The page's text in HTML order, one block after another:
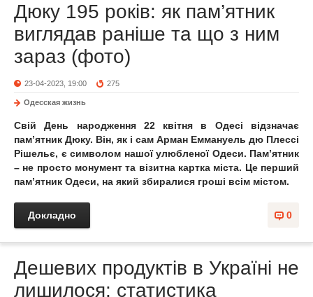
Дюку 195 років: як пам’ятник
виглядав раніше та що з ним
зараз (фото)
23-04-2023, 19:00 275
Одесская жизнь
Свій День народження 22 квітня в Одесі відзначає
пам’ятник Дюку. Він, як і сам Арман Еммануель дю Плессі
Рішельє, є символом нашої улюбленої Одеси. Пам’ятник
– не просто монумент та візитна картка міста. Це перший
пам’ятник Одеси, на який збиралися гроші всім містом.
0
Докладно
Дешевих продуктів в Україні не
лишилося: статистика